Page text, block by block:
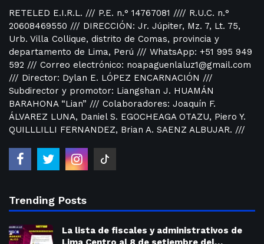
RETELED E.I.R.L. /// P.E. n.° 14767081 //// R.U.C. n.°
20608469550 /// DIRECCIÓN: Jr. Júpiter, Mz. 7, Lt. 75,
Urb. Villa Collique, distrito de Comas, provincia y
departamento de Lima, Perú /// WhatsApp: +51 995 949
592 /// Correo electrónico: noapaguenlaluz1@gmail.com
/// Director: Dylan E. LÓPEZ ENCARNACIÓN ///
Subdirector y promotor: Liangshan J. HUAMÁN
BARAHONA “Lian” /// Colaboradores: Joaquín F.
ÁLVAREZ LUNA, Daniel S. EGOCHEAGA OTAZU, Piero Y.
QUILLLILLI FERNANDEZ, Brian A. SAENZ ALBUJAR. ///
Trending Posts
La lista de fiscales y administrativos de